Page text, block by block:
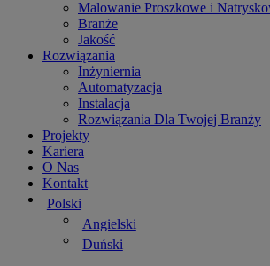
Malowanie Proszkowe i
Branże
Jakość
Rozwiązania
Inżyniernia
Automatyzacja
Instalacja
Rozwiązania Dla Twojej Branży
Projekty
Kariera
O Nas
Kontakt
Polski
Angielski
Duński